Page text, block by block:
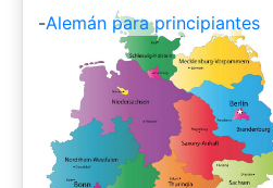
-Alemán para principiantes